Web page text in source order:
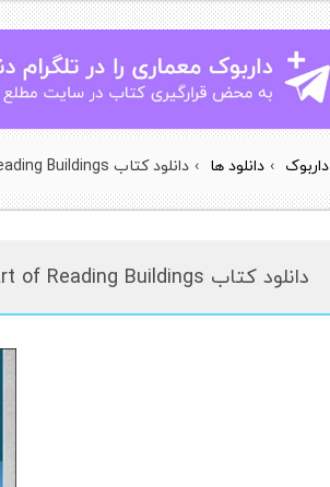
داربوک › دانلود ها › دانلود کتاب The Art of Reading Buildings
دانلود کتاب The Art of Reading Buildings